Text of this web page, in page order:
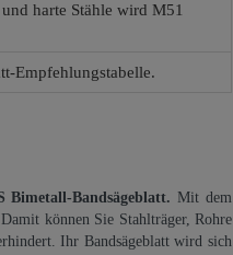
harte Stähle wird M51
Empfehlungstabelle.
Bimetall-Bandsägeblatt. Mit dem
können Sie Stahlträger, Rohre
Ihr Bandsägeblatt wird sich